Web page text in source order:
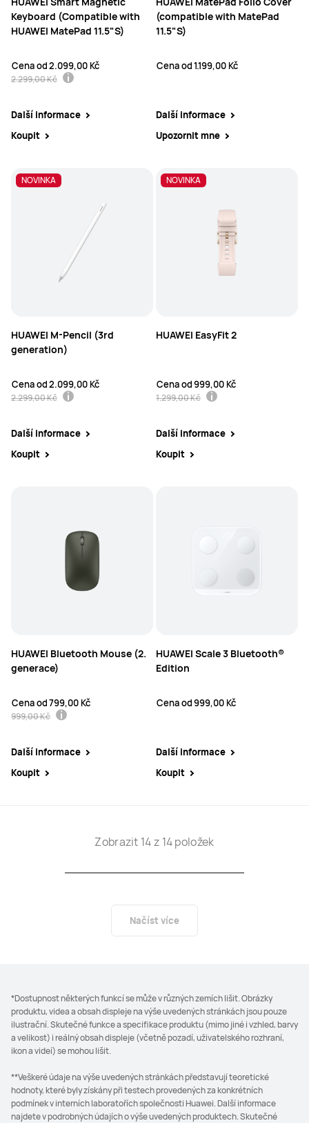
Keyboard (Compatible with
HUAWEI MatePad 11.5"S)
Cena od2.099,00 Kč
2.299,00 Kč
Další informace
Koupit
(compatible with MatePad
11.5"S)
Cena od1.199,00 Kč
Další informace
Upozornit mne
NOVINKA
HUAWEI M-Pencil (3rd
generation)
Cena od2.099,00 Kč
2.299,00 Kč
Další informace
Koupit
NOVINKA
HUAWEI EasyFit 2
Cena od999,00 Kč
1.299,00 Kč
Další informace
Koupit
HUAWEI Bluetooth Mouse (2.
generace)
Cena od799,00 Kč
999,00 Kč
Další informace
Koupit
HUAWEI Scale 3 Bluetooth®
Edition
Cena od999,00 Kč
Další informace
Koupit
Zobrazit 14 z 14 položek
Načíst více
*Dostupnost některých funkcí se může v různých zemích lišit. Obrázky
produktu, videa a obsah displeje na výše uvedených stránkách jsou pouze
ilustrační. Skutečné funkce a specifikace produktu (mimo jiné i vzhled, barvy
a velikost) i reálný obsah displeje (včetně pozadí, uživatelského rozhraní,
ikon a videí) se mohou lišit.
**Veškeré údaje na výše uvedených stránkách představují teoretické
hodnoty, které byly získány při testech provedených za konkrétních
podmínek v interních laboratořích společnosti Huawei. Další informace
najdete v podrobných údajích o výše uvedených produktech. Skutečné